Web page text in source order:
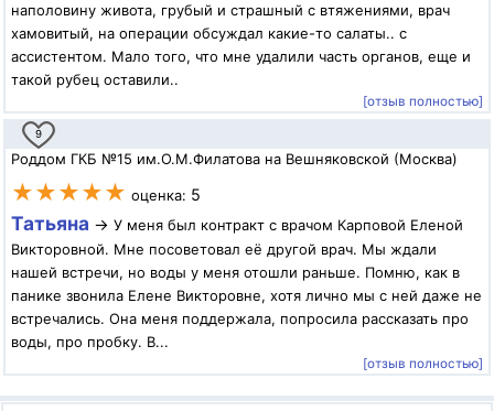
наполовину живота, грубый и страшный с втяжениями, врач
хамовитый, на операции обсуждал какие-то салаты.. с
ассистентом. Мало того, что мне удалили часть органов, еще и
такой рубец оставили..
[отзыв полностью]
9
Роддом ГКБ №15 им.О.М.Филатова на Вешняковской (Москва)
★★★★★ оценка: 5
Татьяна → У меня был контракт с врачом Карповой Еленой
Викторовной. Мне посоветовал её другой врач. Мы ждали
нашей встречи, но воды у меня отошли раньше. Помню, как в
панике звонила Елене Викторовне, хотя лично мы с ней даже не
встречались. Она меня поддержала, попросила рассказать про
воды, про пробку. В...
[отзыв полностью]